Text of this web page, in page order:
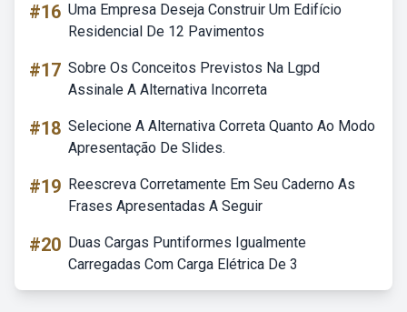
#16 Uma Empresa Deseja Construir Um Edifício
Residencial De 12 Pavimentos
#17 Sobre Os Conceitos Previstos Na Lgpd
Assinale A Alternativa Incorreta
#18 Selecione A Alternativa Correta Quanto Ao Modo
Apresentação De Slides.
#19 Reescreva Corretamente Em Seu Caderno As
Frases Apresentadas A Seguir
#20 Duas Cargas Puntiformes Igualmente
Carregadas Com Carga Elétrica De 3